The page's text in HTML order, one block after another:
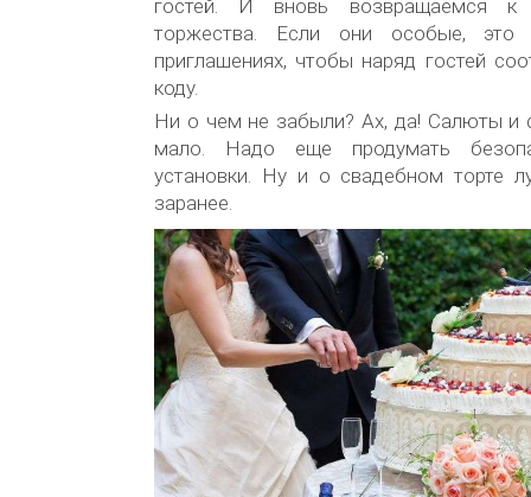
гостей. И вновь возвращаемся к
торжества. Если они особые, это
приглашениях, чтобы наряд гостей
коду.
Ни о чем не забыли? Ах, да! Салюты и
мало. Надо еще продумать
установки. Ну и о свадебном торте
заранее.